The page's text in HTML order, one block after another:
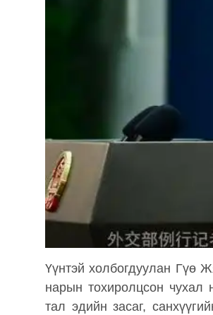
Үүнтэй холбогдуулан Гүө
нарын тохиролцсон чухал
тал эдийн засаг,